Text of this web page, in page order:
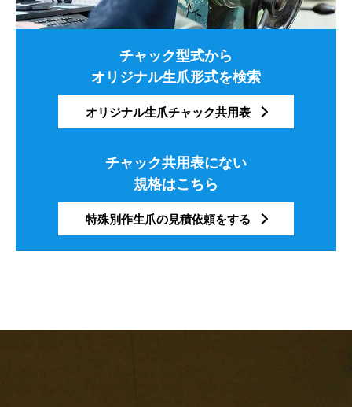
チャック型式から
オリジナル生爪形式を検索
オリジナル生爪チャック共用表
チャック共用表にない
規格はこちら
特殊別作生爪の見積依頼をする